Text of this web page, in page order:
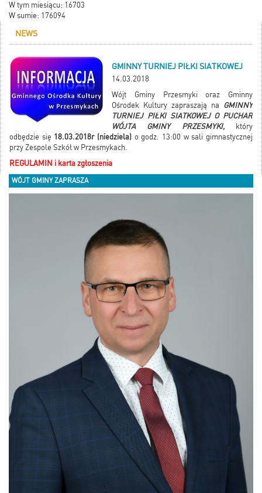
W tym miesiącu: 16703
W sumie: 176094
NEWS
GMINNY TURNIEJ PIŁKI SIATKOWEJ
14.03.2018
Wójt Gminy Przesmyki oraz Gminny
Ośrodek Kultury zapraszają na GMINNY
TURNIEJ PIŁKI SIATKOWEJ O PUCHAR
WÓJTA GMINY PRZESMYKI,
który
odbędzie się 18.03.2018r (niedziela) o godz. 13:00 w sali gimnastycznej
przy Zespole Szkół w Przesmykach.
REGULAMIN i karta zgłoszenia
WÓJT GMINY ZAPRASZA